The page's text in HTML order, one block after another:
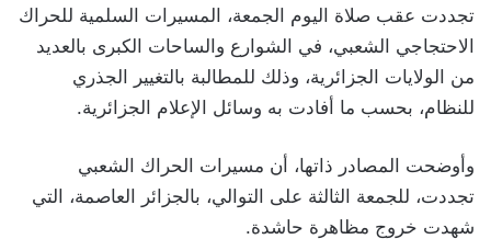
تجددت عقب صلاة اليوم الجمعة، المسيرات السلمية للحراك
الاحتجاجي الشعبي، في الشوارع والساحات الكبرى بالعديد
من الولايات الجزائرية، وذلك للمطالبة بالتغيير الجذري
للنظام، بحسب ما أفادت به وسائل الإعلام الجزائرية.
وأوضحت المصادر ذاتها، أن مسيرات الحراك الشعبي
تجددت، للجمعة الثالثة على التوالي، بالجزائر العاصمة، التي
شهدت خروج مظاهرة حاشدة.